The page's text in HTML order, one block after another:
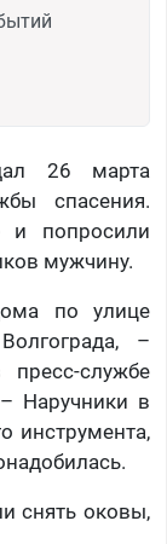
26 марта
спасения.
и попросили
мужчину.
по улице
–
службе
Наручники в
инструмента,
снять оковы,